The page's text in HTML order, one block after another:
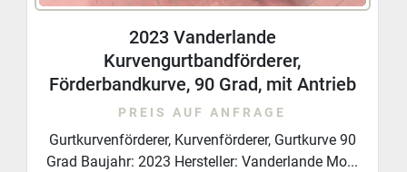
2023 Vanderlande
Kurvengurtbandförderer,
Förderbandkurve, 90 Grad, mit Antrieb
PREIS AUF ANFRAGE
Gurtkurvenförderer, Kurvenförderer, Gurtkurve 90
Grad Baujahr: 2023 Hersteller: Vanderlande Mo...